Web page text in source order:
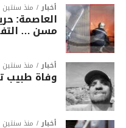
أخبار منذ سنتين
العاصمة:
مسن …
أخبار منذ سنتين
وفاة طبيب
أخبار منذ سنتين